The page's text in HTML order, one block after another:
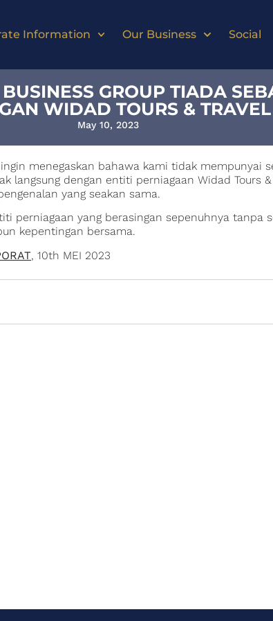
Information Our Business Social
GROUP TIADA
WIDAD TOURS &
May 10, 2023
menegaskan bahawa kami tidak mempunyai
langsung dengan entiti perniagaan Widad Tours
yang seakan sama.
perniagaan yang berasingan sepenuhnya tanpa
kepentingan bersama.
, 10th MEI 2023